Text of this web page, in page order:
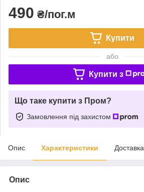
490 ₴/пог.м
Купити
або
Купити з
Що таке купити з Пром?
Замовлення під захистом
Опис Характеристики Доставка
Опис